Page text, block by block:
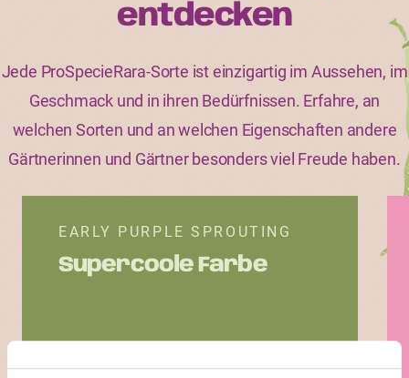
entdecken
Jede ProSpecieRara-Sorte ist einzigartig im Aussehen, im
Geschmack und in ihren Bedürfnissen. Erfahre, an
welchen Sorten und an welchen Eigenschaften andere
Gärtnerinnen und Gärtner besonders viel Freude haben.
EARLY PURPLE SPROUTING
Supercoole Farbe